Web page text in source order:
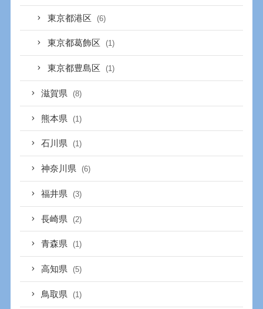
東京都港区 (6)
東京都葛飾区 (1)
東京都豊島区 (1)
滋賀県 (8)
熊本県 (1)
石川県 (1)
神奈川県 (6)
福井県 (3)
長崎県 (2)
青森県 (1)
高知県 (5)
鳥取県 (1)